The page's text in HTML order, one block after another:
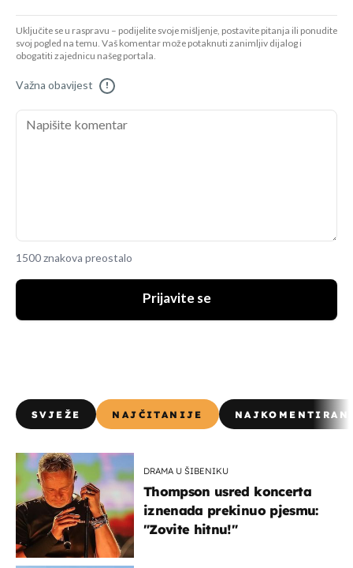
Uključite se u raspravu – podijelite svoje mišljenje, postavite pitanja ili ponudite
svoj pogled na temu. Vaš komentar može potaknuti zanimljiv dijalog i
obogatiti zajednicu našeg portala.
Važna obavijest !
1500 znakova preostalo
Prijavite se
SVJEŽE NAJČITANIJE
DRAMA U ŠIBENIKU
Thompson usred koncerta
iznenada prekinuo pjesmu:
"Zovite hitnu!"